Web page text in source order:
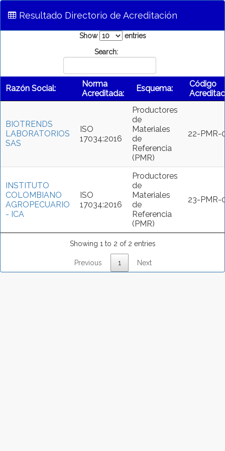
Resultado Directorio de Acreditación
Show
entries
Search:
Razón Social:
Norma
Acreditada:
Esquema:
Código
BIOTRENDS
LABORATORIOS
SAS
ISO
17034:2016
Productores
de
Materiales
de
Referencia
(PMR)
22-PMR-
INSTITUTO
COLOMBIANO
AGROPECUARIO
- ICA
ISO
17034:2016
Productores
de
Materiales
de
Referencia
(PMR)
23-PMR-
Showing 1 to 2 of 2 entries
Previous 1 Next